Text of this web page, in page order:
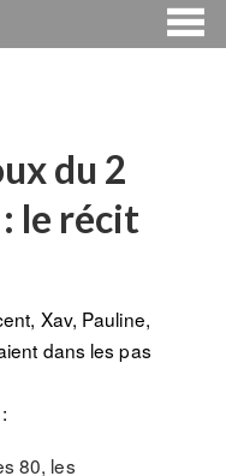
du 2
le récit
Xav, Pauline,
dans les pas
80, les